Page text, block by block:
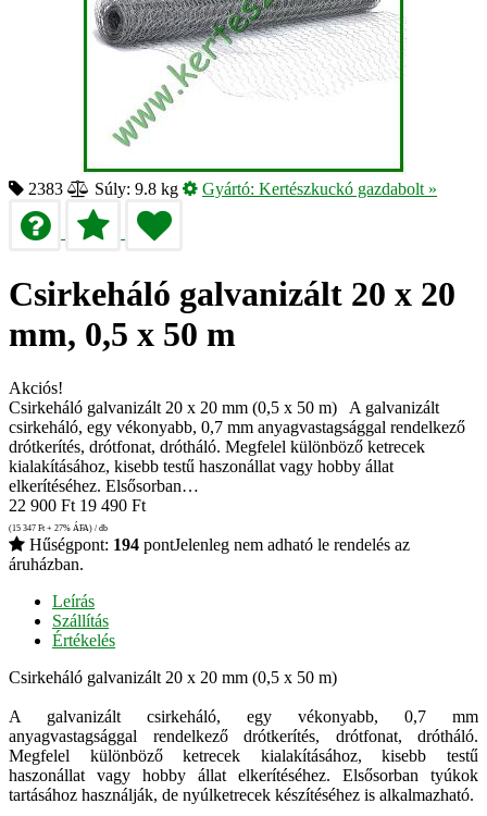
2383 Súly: 9.8 kg Gyártó: Kertészkuckó gazdabolt »
Csirkeháló galvanizált 20 x 20
mm, 0,5 x 50 m
Akciós!
Csirkeháló galvanizált 20 x 20 mm (0,5 x 50 m) A galvanizált
csirkeháló, egy vékonyabb, 0,7 mm anyagvastagsággal rendelkező
drótkerítés, drótfonat, drótháló. Megfelel különböző ketrecek
kialakításához, kisebb testű haszonállat vagy hobby állat
elkerítéséhez. Elsősorban…
22 900 Ft 19 490 Ft
(15 347 Ft + 27% ÁFA) / db
Hűségpont: 194 pontJelenleg nem adható le rendelés az
áruházban.
Leírás
Szállítás
Értékelés
Csirkeháló galvanizált 20 x 20 mm (0,5 x 50 m)
A galvanizált csirkeháló, egy vékonyabb, 0,7 mm
anyagvastagsággal rendelkező drótkerítés, drótfonat, drótháló.
Megfelel különböző ketrecek kialakításához, kisebb testű
haszonállat vagy hobby állat elkerítéséhez. Elsősorban tyúkok
tartásához használják, de nyúlketrecek készítéséhez is alkalmazható.